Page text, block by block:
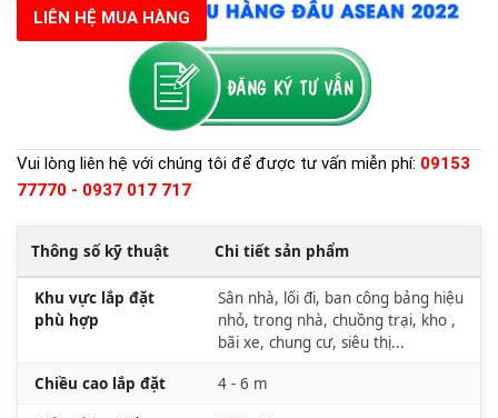
LIÊN HỆ MUA HÀNG
Vui lòng liên hệ với chúng tôi để được tư vấn miễn phí: 09153
77770 - 0937 017 717
Thông số kỹ thuật Chi tiết sản phẩm
Khu vực lắp đặt
phù hợp
Sân nhà, lối đi, ban công bảng hiệu
nhỏ, trong nhà, chuồng trại, kho ,
bãi xe, chung cư, siêu thị...
Chiều cao lắp đặt 4 - 6 m